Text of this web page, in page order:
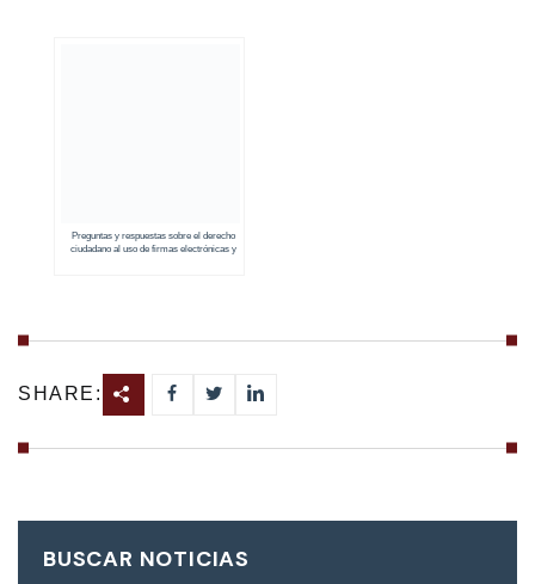
Preguntas y respuestas sobre el derecho
ciudadano al uso de firmas electrónicas y
SHARE:
BUSCAR NOTICIAS